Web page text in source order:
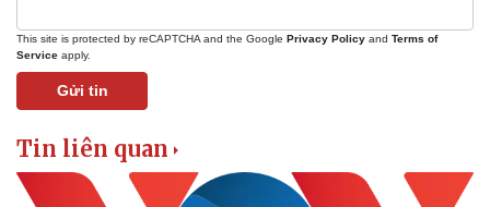
Văn hóa
Văn học
Âm nhạc
Di sản
Sao Việt
This site is protected by reCAPTCHA and the Google Privacy Policy and Terms of
Service apply.
Gửi tin
Tin liên quan